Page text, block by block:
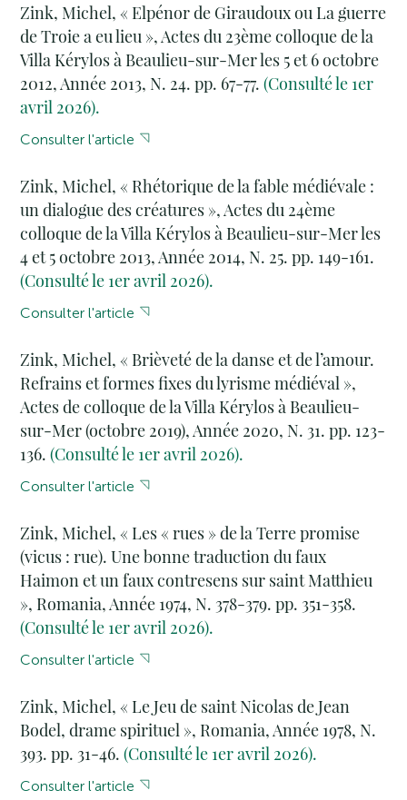
Zink, Michel, « Elpénor de Giraudoux ou La guerre
de Troie a eu lieu », Actes du 23ème colloque de la
Villa Kérylos à Beaulieu-sur-Mer les 5 et 6 octobre
2012, Année 2013, N. 24. pp. 67-77.(Consulté le 1er
avril 2026).
Consulter l'article
Zink, Michel, « Rhétorique de la fable médiévale :
un dialogue des créatures », Actes du 24ème
colloque de la Villa Kérylos à Beaulieu-sur-Mer les
4 et 5 octobre 2013, Année 2014, N. 25. pp. 149-161.
(Consulté le 1er avril 2026).
Consulter l'article
Zink, Michel, « Brièveté de la danse et de l’amour.
Refrains et formes fixes du lyrisme médiéval »,
Actes de colloque de la Villa Kérylos à Beaulieu-
sur-Mer (octobre 2019), Année 2020, N. 31. pp. 123-
136.(Consulté le 1er avril 2026).
Consulter l'article
Zink, Michel, « Les « rues » de la Terre promise
(vicus : rue). Une bonne traduction du faux
Haimon et un faux contresens sur saint Matthieu
», Romania, Année 1974, N. 378-379. pp. 351-358.
(Consulté le 1er avril 2026).
Consulter l'article
Zink, Michel, « Le Jeu de saint Nicolas de Jean
Bodel, drame spirituel », Romania, Année 1978, N.
393. pp. 31-46.(Consulté le 1er avril 2026).
Consulter l'article